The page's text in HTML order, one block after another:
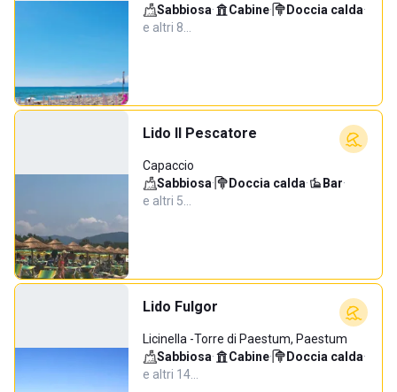
Sabbiosa· Cabine· Doccia calda·
e altri 8…
Lido Il Pescatore
Capaccio
Sabbiosa· Doccia calda· Bar·
e altri 5…
Lido Fulgor
Licinella -Torre di Paestum, Paestum
Sabbiosa· Cabine· Doccia calda·
e altri 14…